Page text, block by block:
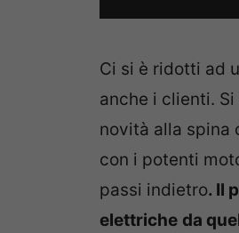
Ci si è ridotti ad
anche i clienti.
novità alla spina
con i potenti
passi indietro. Il
elettriche da